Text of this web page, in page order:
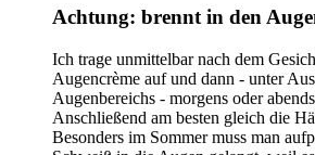
Achtung: brennt in den
Ich trage unmittelbar nach dem
Augencrème auf und dann - unter
Augenbereichs - morgens oder
Anschließend am besten gleich die
Besonders im Sommer muss man